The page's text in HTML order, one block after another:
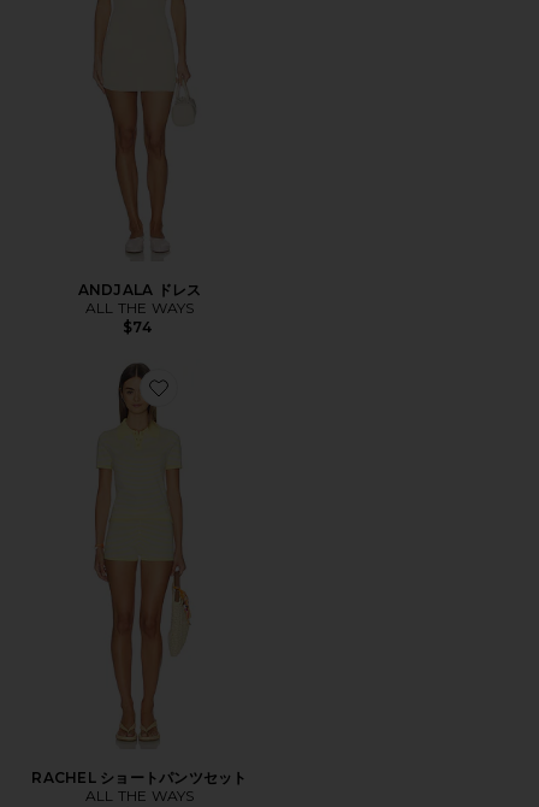
ANDJALA ドレス
ALL THE WAYS
$74
Favorite RACHEL ショートパンツセット
RACHEL ショートパンツセット
ALL THE WAYS